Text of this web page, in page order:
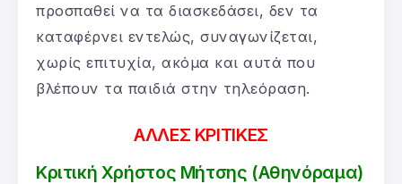
προσπαθεί να τα διασκεδάσει, δεν τα
καταφέρνει εντελώς, συναγωνίζεται,
χωρίς επιτυχία, ακόμα και αυτά που
βλέπουν τα παιδιά στην τηλεόραση.
ΑΛΛΕΣ ΚΡΙΤΙΚΕΣ
Κριτική Χρήστος Μήτσης (Αθηνόραμα)